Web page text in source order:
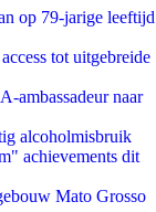
op 79-jarige leeftijd
tot uitgebreide
ambassadeur naar
alcoholmisbruik
achievements dit
Mato Grosso